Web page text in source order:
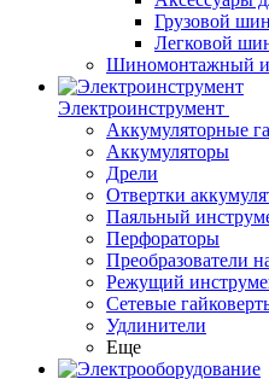
Грузовой
Легковой
Шиномонтажный
Электроинструмент
Аккумуляторные
Аккумуляторы
Дрели
Отвертки
Паяльный
Перфораторы
Преобразователи
Режущий
Сетевые
Удлинители
Еще